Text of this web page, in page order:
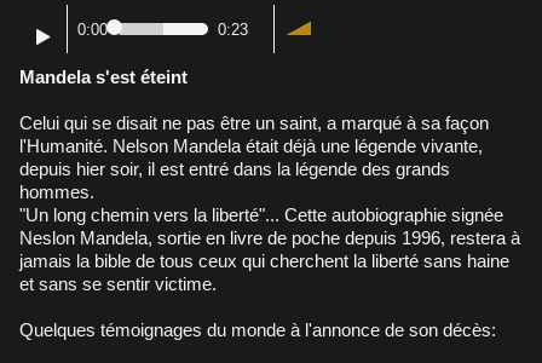
0:00 0:23
Mandela s'est éteint
Celui qui se disait ne pas être un saint, a marqué à sa façon
l'Humanité. Nelson Mandela était déjà une légende vivante,
depuis hier soir, il est entré dans la légende des grands
hommes.
"Un long chemin vers la liberté"... Cette autobiographie signée
Neslon Mandela, sortie en livre de poche depuis 1996, restera à
jamais la bible de tous ceux qui cherchent la liberté sans haine
et sans se sentir victime.
Quelques témoignages du monde à l'annonce de son décès: